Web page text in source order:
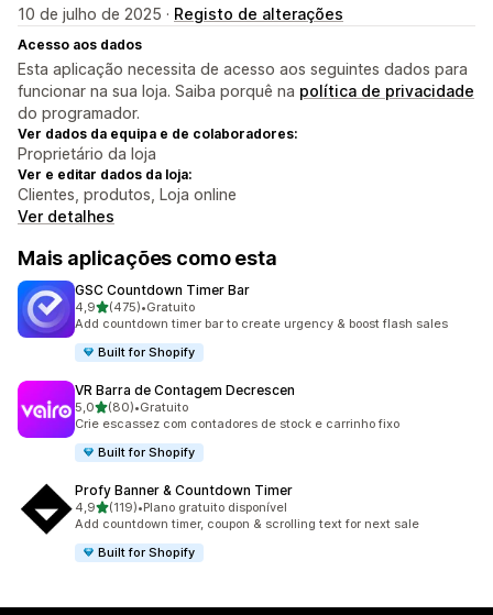
10 de julho de 2025 · Registo de alterações
Acesso aos dados
Esta aplicação necessita de acesso aos seguintes dados para
funcionar na sua loja. Saiba porquê na política de privacidade
do programador.
Ver dados da equipa e de colaboradores:
Proprietário da loja
Ver e editar dados da loja:
Clientes, produtos, Loja online
Ver detalhes
Mais aplicações como esta
GSC Countdown Timer Bar
4,9de 5 estrelas
(475)
475 total de avaliações
•Gratuito
Add countdown timer bar to create urgency & boost flash sales
Built for Shopify
VR Barra de Contagem Decrescen
5,0de 5 estrelas
(80)
80 total de avaliações
•Gratuito
Crie escassez com contadores de stock e carrinho fixo
Built for Shopify
Profy Banner & Countdown Timer
4,9de 5 estrelas
(119)
119 total de avaliações
•Plano gratuito disponível
Add countdown timer, coupon & scrolling text for next sale
Built for Shopify